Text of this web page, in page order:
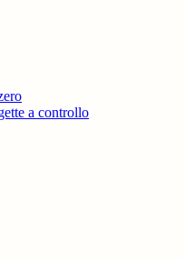
a controllo